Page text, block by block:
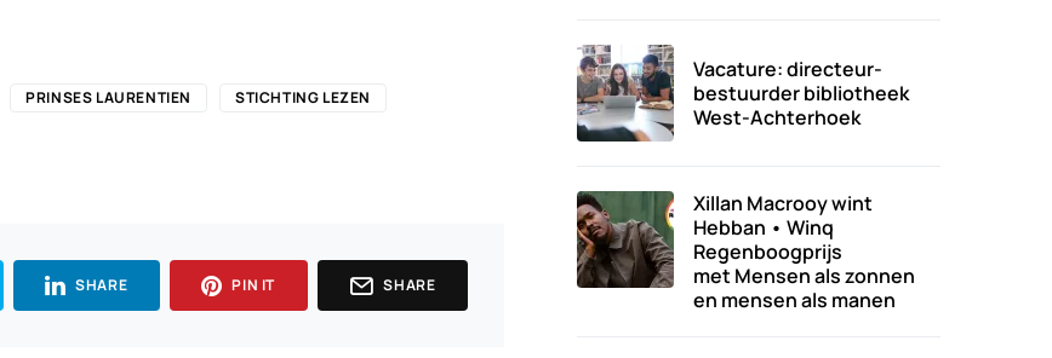
PRINSES LAURENTIEN
STICHTING LEZEN
SHARE PIN IT SHARE
Vacature: directeur-
bestuurder bibliotheek
West-Achterhoek
Xillan Macrooy wint
Hebban • Winq
Regenboogprijs
met Mensen als zonnen
en mensen als manen